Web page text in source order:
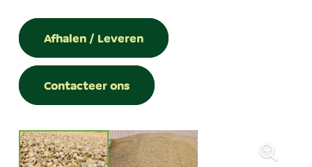
Afhalen / Leveren
Contacteer ons